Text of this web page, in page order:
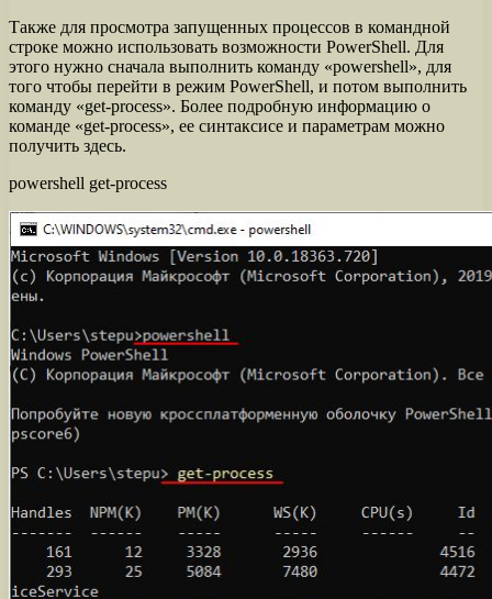
Также для просмотра запущенных процессов в командной
строке можно использовать возможности PowerShell. Для
этого нужно сначала выполнить команду «powershell», для
того чтобы перейти в режим PowerShell, и потом выполнить
команду «get-process». Более подробную информацию о
команде «get-process», ее синтаксисе и параметрам можно
получить здесь.
powershell get-process